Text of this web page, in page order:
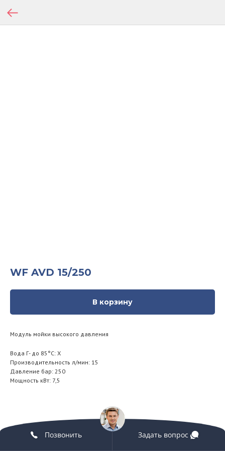
WF AVD 15/250
В корзину
Модуль мойки высокого давления
Вода Г- до 85°С: Х
Производительность л/мин: 15
Давление бар: 250
Мощность кВт: 7,5
Позвонить Задать вопрос